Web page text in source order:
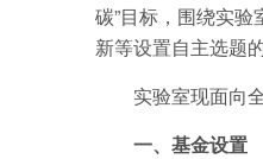
碳”目标，围绕实
新等设置自主选题
实验室现面向
一、基金设置